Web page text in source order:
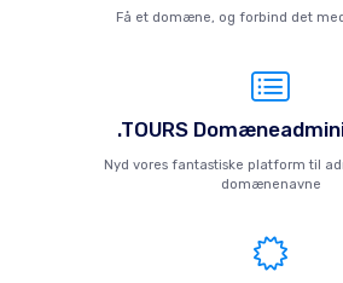
Få et domæne, og forbind det
.TOURS
Nyd vores fantastiske platform til
domænenavne